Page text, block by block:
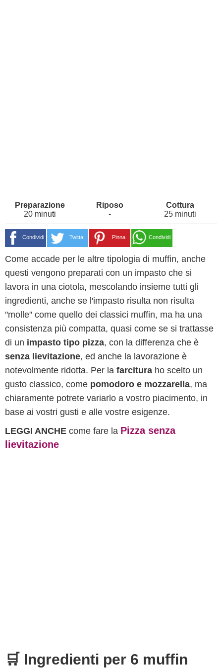
20 minuti - 25 minuti
Condividi Twitta Pinna Condividi
Come accade per le altre tipologia di muffin, anche
questi vengono preparati con un impasto che si
lavora in una ciotola, mescolando insieme tutti gli
ingredienti, anche se l'impasto risulta non risulta
"molle" come quello dei classici muffin, ma ha una
consistenza più compatta, quasi come se si trattasse
di un impasto tipo pizza, con la differenza che è
senza lievitazione, ed anche la lavorazione è
notevolmente ridotta. Per la farcitura ho scelto un
gusto classico, come pomodoro e mozzarella, ma
chiaramente potrete variarlo a vostro piacimento, in
base ai vostri gusti e alle vostre esigenze.
LEGGI ANCHE come fare la Pizza senza
lievitazione
🛒 Ingredienti per 6 muffin